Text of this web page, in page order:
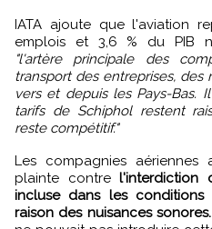
IATA ajoute que l'aviation
emplois et 3,6 % du PIB
"l'artère principale des
transport des entreprises,
vers et depuis les Pays-Bas.
tarifs de Schiphol restent
reste compétitif."
Les compagnies aériennes avaient également déposé
plainte contre l'interdiction
incluse dans les
raison des nuisances sonores.